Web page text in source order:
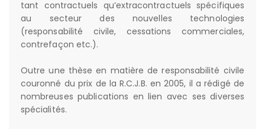
tant contractuels qu’extracontractuels spécifiques
au secteur des nouvelles technologies
(responsabilité civile, cessations commerciales,
contrefaçon etc.).
Outre une thèse en matière de responsabilité civile
couronné du prix de la R.C.J.B. en 2005, il a rédigé de
nombreuses publications en lien avec ses diverses
spécialités.